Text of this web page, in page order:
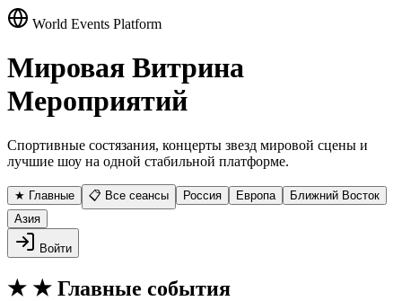
World Events Platform
Мировая Витрина
Мероприятий
Спортивные состязания, концерты звезд мировой сцены и
лучшие шоу на одной стабильной платформе.
★ Главные 📋 Все сеансы Россия Европа
Ближний Восток
Азия
Войти
★ ★ Главные события